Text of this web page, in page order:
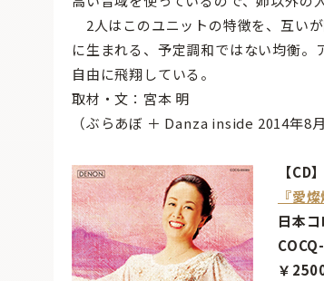
2人はこのユニットの特徴を、互い
に生まれる、予定調和ではない均衡
自由に飛翔している。
取材・文：宮本 明
（ぶらあぼ ＋ Danza inside 2014年8月
【CD】
『愛
日本
￥